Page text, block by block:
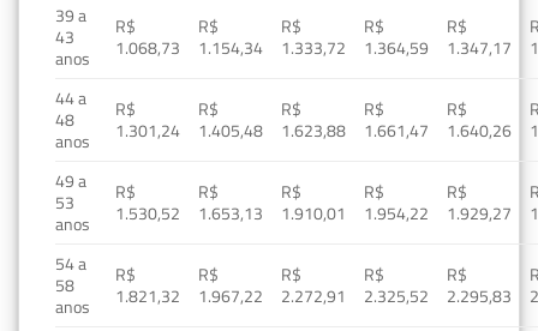
39 a
43
anos
R$
1.068,73
R$
1.154,34
R$
1.333,72
R$
1.364,59
R$
1.347,17
44 a
48
anos
R$
1.301,24
R$
1.405,48
R$
1.623,88
R$
1.661,47
R$
1.640,26
49 a
53
anos
R$
1.530,52
R$
1.653,13
R$
1.910,01
R$
1.954,22
R$
1.929,27
54 a
58
anos
R$
1.821,32
R$
1.967,22
R$
2.272,91
R$
2.325,52
R$
2.295,83